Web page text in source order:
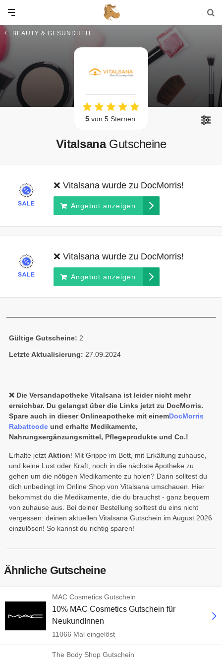
BEAUTY & GESUNDHEIT
5von 5 Sternen.
Vitalsana Gutscheine
❌ Vitalsana wurde zu DocMorris!
Angebot anzeigen
❌ Vitalsana wurde zu DocMorris!
Angebot anzeigen
Gültige Gutscheine: 2
Letzte Aktualisierung: 27.09.2024
❌ Die Versandapotheke Vitalsana ist leider nicht mehr
erreichbar. Du gelangst über die Links jetzt zu DocMorris.
Spare auch in dieser Onlineapotheke mit einemDocMorris
Rabattcodeund erhalte Medikamente,
Nahrungsergänzungsmittel, Pflegeprodukte und Co.!
Erhalte jetzt Aktion! Mit Grippe im Bett, mit Erkältung zuhause,
und keine Lust oder Kraft, noch in die nächste Apotheke zu
gehen um die nötigen Medikamente zu holen? Dann solltest du
dich unbedingt im Online Shop von Vitalsana umschauen. Hier
bekommst du die Medikamente, die du brauchst - ganz bequem
von zuhause aus. Bei deiner Bestellung solltest du eins nicht
vergessen: deinen aktuellen Vitalsana Gutschein im August 2026
einzulösen! So kannst du richtig sparen!
Ähnliche Gutscheine
MAC Cosmetics Gutschein
10% MAC Cosmetics Gutschein für
NeukundInnen
11066 Mal eingelöst
The Body Shop Gutschein